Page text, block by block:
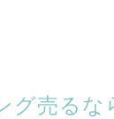
グ売る